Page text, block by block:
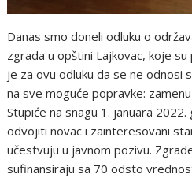
Danas smo doneli odluku o
zgrada u opštini Lajkovac, koje
je za ovu odluku da se ne odnosi
na sve moguće popravke:
Stupiće na snagu 1. januara
odvojiti novac i zainteresovani
učestvuju u javnom pozivu.
sufinansiraju sa 70 odsto